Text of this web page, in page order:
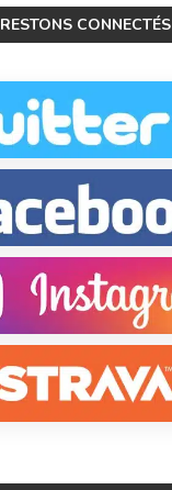
RESTONS CONNECTÉS